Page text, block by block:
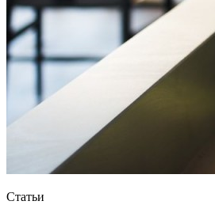
Статьи